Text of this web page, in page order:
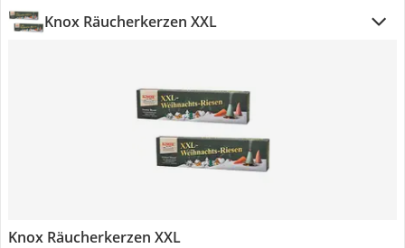
Knox Räucherkerzen XXL
Knox Räucherkerzen XXL